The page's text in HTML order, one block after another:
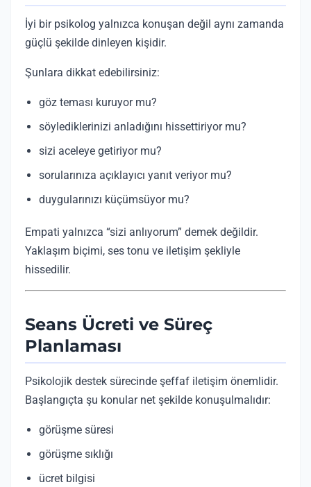
İyi bir psikolog yalnızca konuşan değil aynı zamanda
güçlü şekilde dinleyen kişidir.
Şunlara dikkat edebilirsiniz:
göz teması kuruyor mu?
söylediklerinizi anladığını hissettiriyor mu?
sizi aceleye getiriyor mu?
sorularınıza açıklayıcı yanıt veriyor mu?
duygularınızı küçümsüyor mu?
Empati yalnızca “sizi anlıyorum” demek değildir.
Yaklaşım biçimi, ses tonu ve iletişim şekliyle
hissedilir.
Seans Ücreti ve Süreç
Planlaması
Psikolojik destek sürecinde şeffaf iletişim önemlidir.
Başlangıçta şu konular net şekilde konuşulmalıdır:
görüşme süresi
görüşme sıklığı
ücret bilgisi